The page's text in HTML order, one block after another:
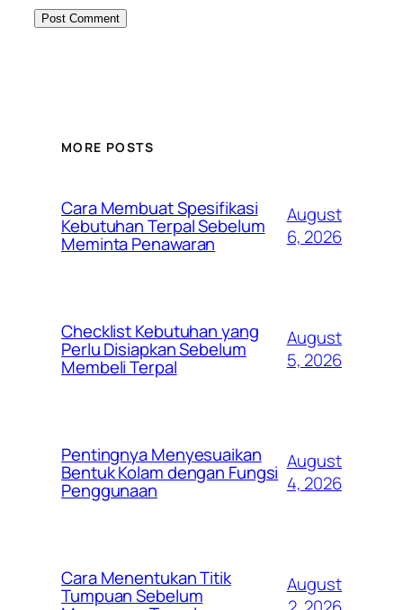
MORE POSTS
Cara Membuat Spesifikasi
Kebutuhan Terpal Sebelum
Meminta Penawaran
August
6, 2026
Checklist Kebutuhan yang
Perlu Disiapkan Sebelum
Membeli Terpal
August
5, 2026
Pentingnya Menyesuaikan
Bentuk Kolam dengan Fungsi
Penggunaan
August
4, 2026
Cara Menentukan Titik
Tumpuan Sebelum
August